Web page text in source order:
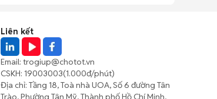
Liên kết
Email: trogiup@chotot.vn
CSKH: 19003003(1.000đ/phút)
Địa chỉ: Tầng 18, Toà nhà UOA, Số 6 đường Tân
Trào, Phường Tân Mỹ, Thành phố Hồ Chí Minh,